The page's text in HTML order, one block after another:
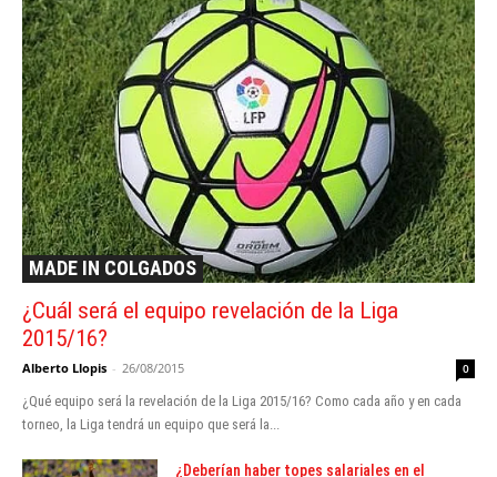
MADE IN COLGADOS
¿Cuál será el equipo revelación de la Liga
2015/16?
Alberto Llopis - 26/08/2015 0
¿Qué equipo será la revelación de la Liga 2015/16? Como cada año y en cada
torneo, la Liga tendrá un equipo que será la...
¿Deberían haber topes salariales en el